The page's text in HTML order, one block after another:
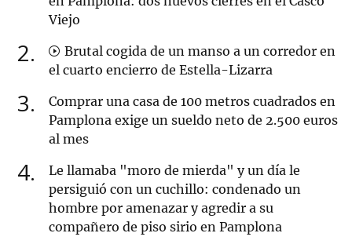
Viejo
2
Brutal cogida de un manso a un corredor en
el cuarto encierro de Estella-Lizarra
3
Comprar una casa de 100 metros cuadrados en
Pamplona exige un sueldo neto de 2.500 euros
al mes
4
Le llamaba "moro de mierda" y un día le
persiguió con un cuchillo: condenado un
hombre por amenazar y agredir a su
compañero de piso sirio en Pamplona